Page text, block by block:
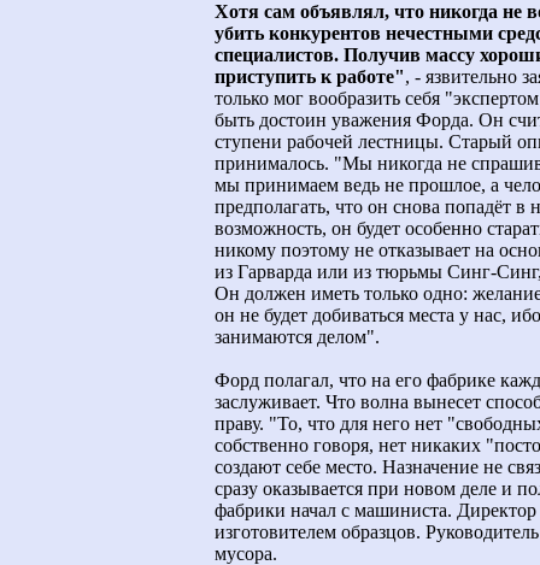
Хотя сам объявлял, что никогда не
убить конкурентов нечестными
специалистов. Получив массу
приступить к работе", - язвительно
только мог вообразить себя
быть достоин уважения Форда. Он
ступени рабочей лестницы. Старый
принималось. "Мы никогда не
мы принимаем ведь не прошлое, а
предполагать, что он снова попадёт
возможность, он будет особенно
никому поэтому не отказывает на
из Гарварда или из тюрьмы Синг-
Он должен иметь только одно:
он не будет добиваться места у нас,
занимаются делом".
Форд полагал, что на его фабрике
заслуживает. Что волна вынесет
праву. "То, что для него нет
собственно говоря, нет никаких
создают себе место. Назначение не
сразу оказывается при новом деле и
фабрики начал с машиниста.
изготовителем образцов.
мусора.